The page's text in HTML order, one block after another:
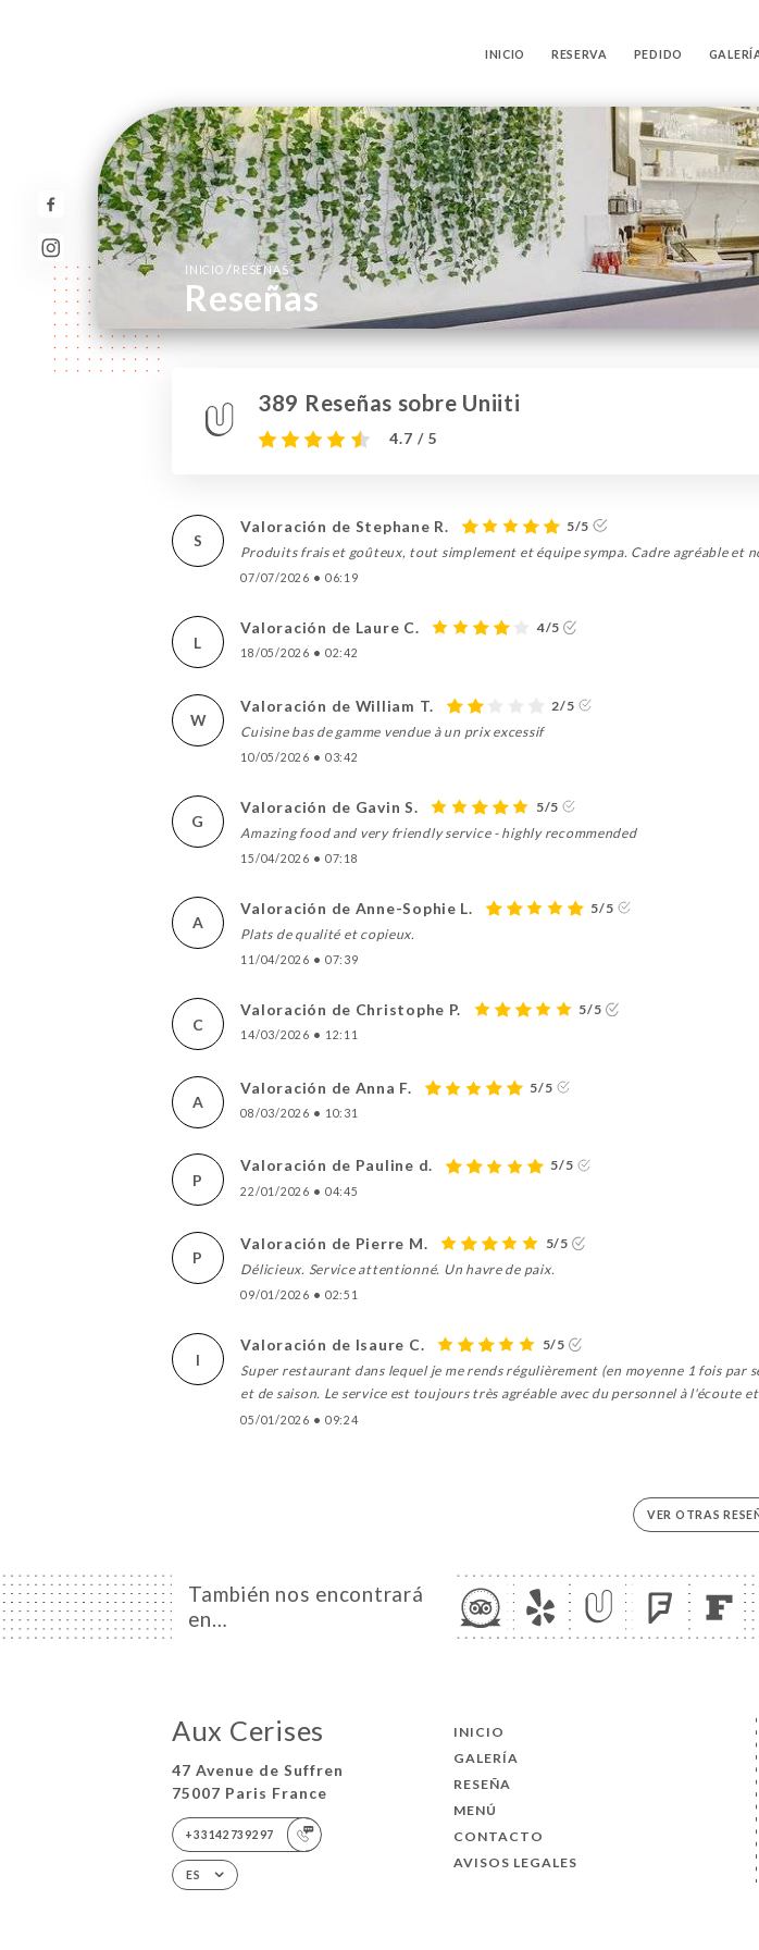
INICIO RESERVA PEDIDO
INICIO/ RESEÑAS
Reseñas
389 Reseñas sobre Uniiti
4.7 / 5
S
Valoración de Stephane R.
5/5
Produits frais et goûteux, tout simplement et équipe sympa. Cadre agréable et
07/07/2026 • 06:19
L
Valoración de Laure C. 4/5
18/05/2026 • 02:42
W
Valoración de William T.
2/5
Cuisine bas de gamme vendue à un prix excessif
10/05/2026 • 03:42
G
Valoración de Gavin S.
5/5
Amazing food and very friendly service - highly recommended
15/04/2026 • 07:18
A
Valoración de Anne-Sophie L.
5/5
Plats de qualité et copieux.
11/04/2026 • 07:39
C
Valoración de Christophe P. 5/5
14/03/2026 • 12:11
A
Valoración de Anna F. 5/5
08/03/2026 • 10:31
P
Valoración de Pauline d. 5/5
22/01/2026 • 04:45
P
Valoración de Pierre M.
5/5
Délicieux. Service attentionné. Un havre de paix.
09/01/2026 • 02:51
I
Valoración de Isaure C.
5/5
Super restaurant dans lequel je me rends régulièrement (en moyenne 1 fois
et de saison. Le service est toujours très agréable avec du personnel à l'écoute
05/01/2026 • 09:24
VER OTRAS
También nos encontrará
en…
Aux Cerises
47 Avenue de Suffren
75007 Paris France
+33142739297
ES
INICIO
GALERÍA
RESEÑA
MENÚ
CONTACTO
AVISOS LEGALES